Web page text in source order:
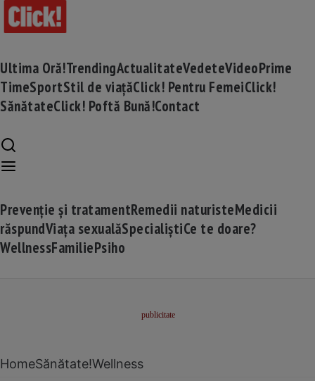
Ultima Oră!TrendingActualitateVedeteVideoPrime
TimeSportStil de viațăClick! Pentru FemeiClick!
SănătateClick! Poftă Bună!Contact
Prevenție și tratamentRemedii naturisteMedicii
răspundViața sexualăSpecialiștiCe te doare?
WellnessFamiliePsiho
HomeSănătate!Wellness